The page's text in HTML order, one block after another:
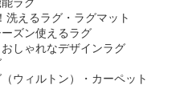
洗えるラグ・ラグマット
ズン使えるラグ
しゃれなデザインラグ
ウィルトン）・カーペット